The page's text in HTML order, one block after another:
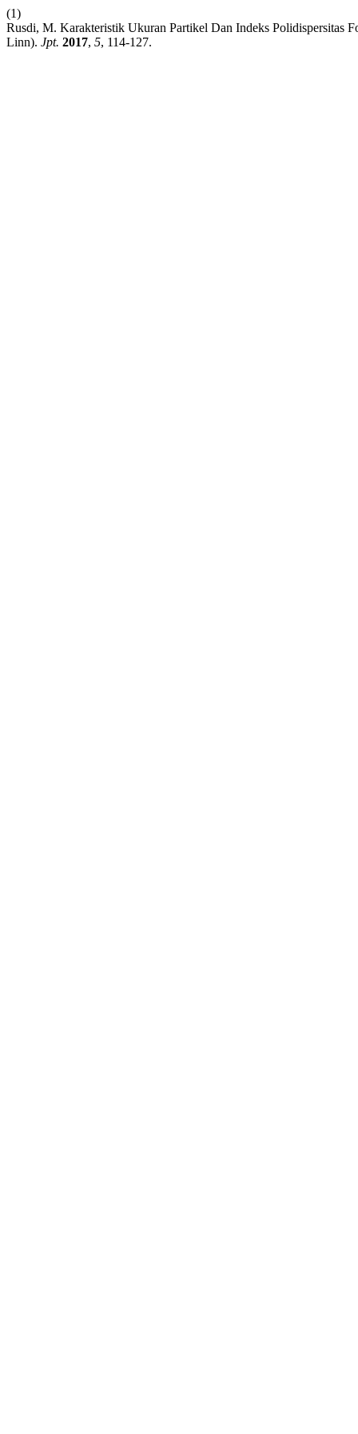
(1)
Rusdi, M. Karakteristik Ukuran Partikel Dan Indeks Polidispersitas
Linn). Jpt. 2017, 5, 114-127.